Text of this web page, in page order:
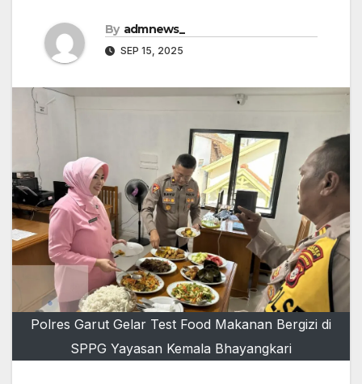
By admnews_
SEP 15, 2025
Polres Garut Gelar Test Food Makanan Bergizi di
SPPG Yayasan Kemala Bhayangkari